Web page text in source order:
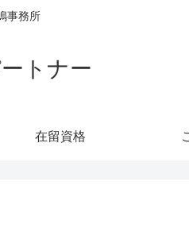
事務所
トナー
在留資格